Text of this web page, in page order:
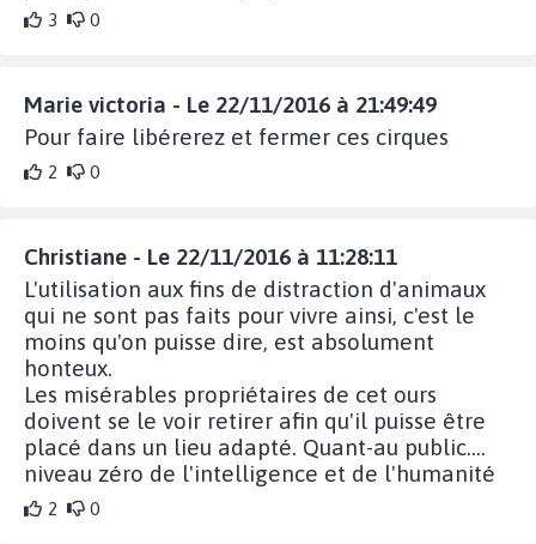
3 0
Marie victoria - Le 22/11/2016 à 21:49:49
Pour faire libérerez et fermer ces cirques
2 0
Christiane - Le 22/11/2016 à 11:28:11
L'utilisation aux fins de distraction d'animaux
qui ne sont pas faits pour vivre ainsi, c'est le
moins qu'on puisse dire, est absolument
honteux.
Les misérables propriétaires de cet ours
doivent se le voir retirer afin qu'il puisse être
placé dans un lieu adapté. Quant-au public....
niveau zéro de l'intelligence et de l'humanité
2 0